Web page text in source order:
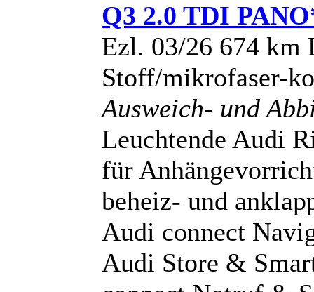
Q3 2.0 TDI
Ezl. 03/26 674 km
Stoff/mikrofaser-
Ausweich- und
Leuchtende Audi
für
beheiz- und
Audi connect
Audi Store &